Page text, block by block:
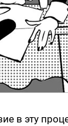
в эту